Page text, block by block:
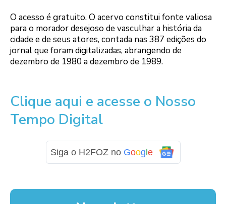
O acesso é gratuito. O acervo constitui fonte valiosa
para o morador desejoso de vasculhar a história da
cidade e de seus atores, contada nas 387 edições do
jornal que foram digitalizadas, abrangendo de
dezembro de 1980 a dezembro de 1989.
Clique aqui e acesse o Nosso
Tempo Digital
Siga o H2FOZ no Goog e